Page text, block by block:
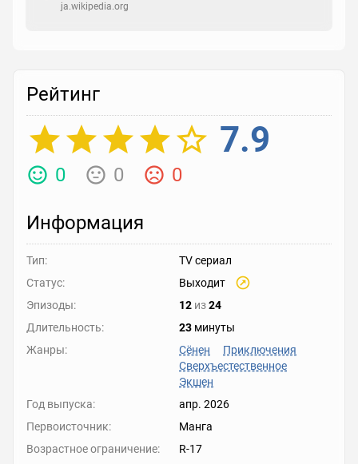
ja.wikipedia.org
Рейтинг
7.9
0 0 0
Информация
Тип:
TV сериал
Статус:
Выходит
Эпизоды:
12 из24
Длительность:
23 минуты
Жанры:
Сёнен
Приключения
Сверхъестественное
Экшен
Год выпуска:
апр. 2026
Первоисточник:
Манга
Возрастное ограничение:
R-17